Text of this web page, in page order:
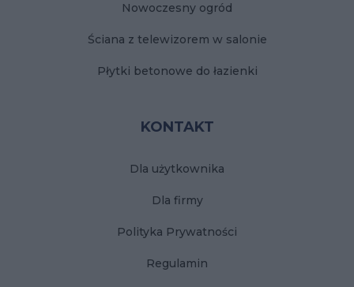
Nowoczesny ogród
Ściana z telewizorem w salonie
Płytki betonowe do łazienki
KONTAKT
Dla użytkownika
Dla firmy
Polityka Prywatności
Regulamin